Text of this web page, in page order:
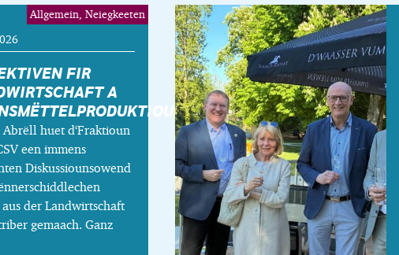
FIR
A
huet d‘Fraktioun
een immens
Diskussiounsowend
der Landwirtschaft
gemaach. Ganz
Allgemein, Neiegkeeten